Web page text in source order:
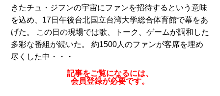
きたチュ・ジフンの宇宙にファンを招待するという意味
を込め、17日午後台北国立台湾大学総合体育館で幕をあ
げた。 この日の現場では歌、トーク、ゲームが調和した
多彩な番組が続いた。 約1500人のファンが客席を埋め
尽くした中・・・
記事をご覧になるには、
会員登録が必要です。